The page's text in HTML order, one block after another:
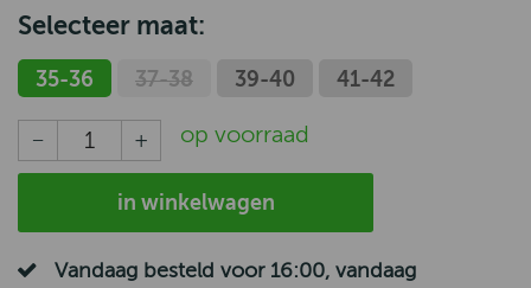
Selecteer maat:
35-36 37-38 39-40 41-42
op voorraad
in winkelwagen
Vandaag besteld voor 16:00, vandaag